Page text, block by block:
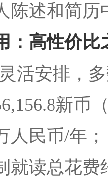
陈述和简历
：高性价比
活安排，
新币
人民币/年；
就读总花费